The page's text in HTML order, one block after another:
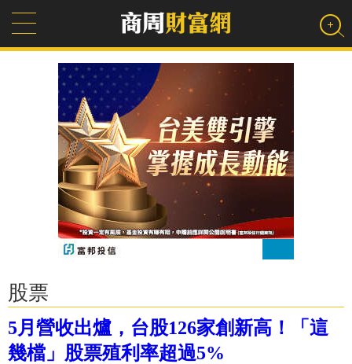
股票
5月營收出爐，台股126家創新高！「這
幾檔」股票殖利率超過5%